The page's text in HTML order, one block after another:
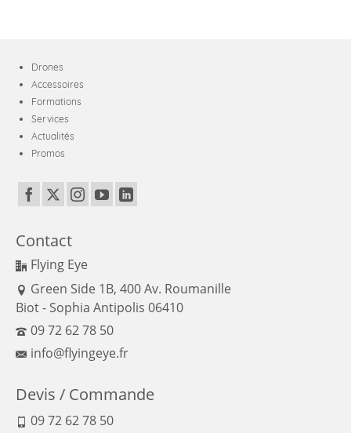
Drones
Accessoires
Formations
Services
Actualités
Promos
Contact
Flying Eye
Green Side 1B, 400 Av. Roumanille
Biot - Sophia Antipolis 06410
09 72 62 78 50
info@flyingeye.fr
Devis / Commande
09 72 62 78 50